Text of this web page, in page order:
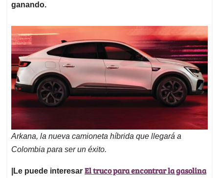
ganando.
Arkana, la nueva camioneta híbrida que llegará a
Colombia para ser un éxito.
|Le puede interesar El truco para encontrar la gasolina